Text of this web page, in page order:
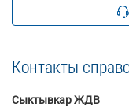
Контакты
Сыктывкар ЖДВ